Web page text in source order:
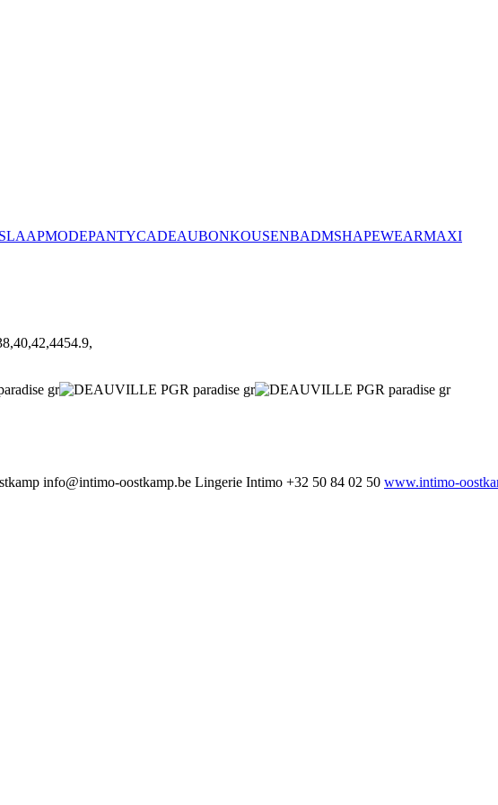
SLAAPMODEPANTYCADEAUBONKOUSENBADMSHAPEWEARMAXI
info@intimo-oostkamp.be Lingerie Intimo +32 50 84 02 50 www.intimo-